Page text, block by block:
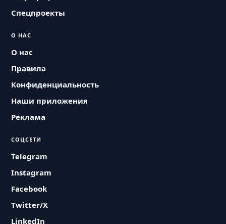
Спецпроекты
О НАС
О нас
Правила
Конфиденциальность
Наши приложения
Реклама
СОЦСЕТИ
Telegram
Instagram
Facebook
Twitter/X
LinkedIn